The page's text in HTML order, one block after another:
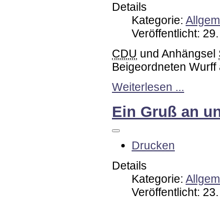
Details
Kategorie:
Veröffentlicht:
CDU und Anhängsel
Beigeordneten
Weiterlesen ...
Ein Gruß an
Drucken
Details
Kategorie:
Veröffentlicht: